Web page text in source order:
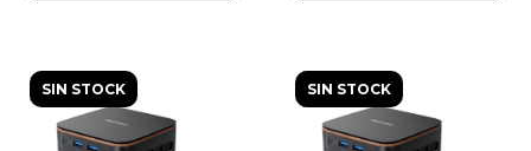
SIN STOCK SIN STOCK